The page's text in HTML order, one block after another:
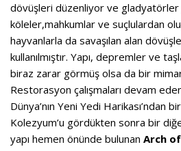
dövüşleri düzenliyor ve gladyatörler
köleler,mahkumlar ve suçlulardan
hayvanlarla da savaşılan alan
kullanılmıştır. Yapı, depremler ve
biraz zarar görmüş olsa da bir
Restorasyon çalışmaları devam
Dünya’nın Yeni Yedi Harikası’ndan
Kolezyum’u gördükten sonra bir
yapı hemen önünde bulunan Arch